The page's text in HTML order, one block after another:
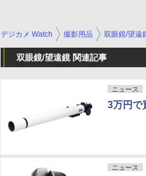
デジカメ Watch 撮影用品 双眼鏡/望遠
双眼鏡/望遠鏡 関連記事
ニュース
3万円で
ニュース